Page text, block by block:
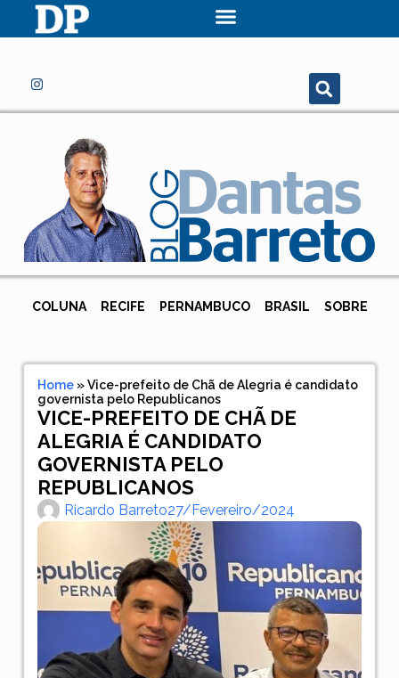
COLUNA RECIFE PERNAMBUCO BRASIL SOBRE
Home»Vice-prefeito de Chã de Alegria é candidato
governista pelo Republicanos
VICE-PREFEITO DE CHÃ DE
ALEGRIA É CANDIDATO
GOVERNISTA PELO
REPUBLICANOS
Ricardo Barreto27/fevereiro/2024